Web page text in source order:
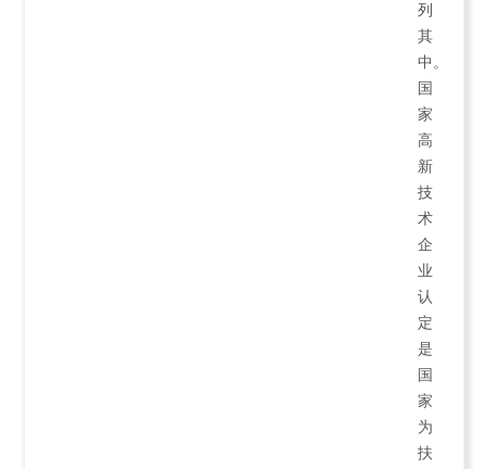
列
其
中。
国
家
高
新
技
术
企
业
认
定
是
国
家
为
扶